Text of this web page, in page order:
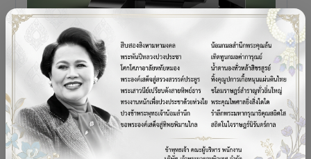
POS TERMINAL
SENOR V+5s
เครื่อง POS All-in-One Touch Screen ดีไซน์พรีเมียม